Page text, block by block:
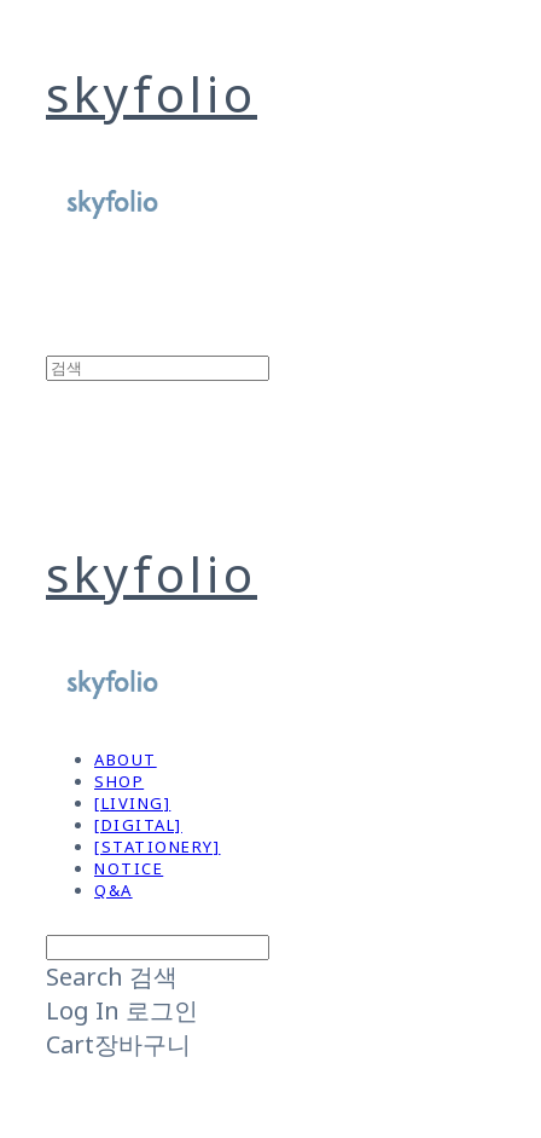
skyfolio
skyfolio
ABOUT
SHOP
[LIVING]
[DIGITAL]
[STATIONERY]
NOTICE
Q&A
Search 검색
Log In 로그인
Cart장바구니